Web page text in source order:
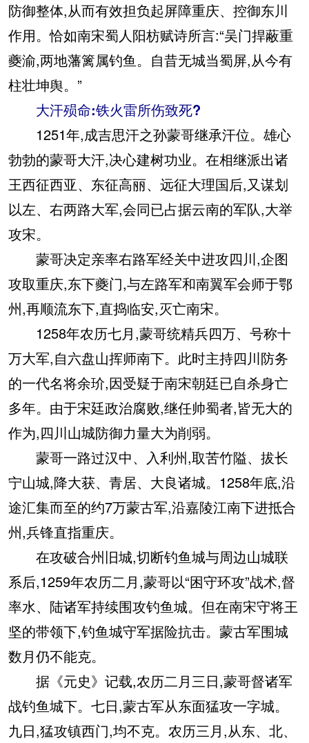
防御整体,从而有效担负起屏障重庆、控御东川
作用。恰如南宋蜀人阳枋赋诗所言:“吴门捍蔽重
夔渝,两地藩篱属钓鱼。自昔无城当蜀屏,从今有
柱壮坤舆。”
大汗殒命:铁火雷所伤致死?
1251年,成吉思汗之孙蒙哥继承汗位。雄心
勃勃的蒙哥大汗,决心建树功业。在相继派出诸
王西征西亚、东征高丽、远征大理国后,又谋划
以左、右两路大军,会同已占据云南的军队,大举
攻宋。
蒙哥决定亲率右路军经关中进攻四川,企图
攻取重庆,东下夔门,与左路军和南翼军会师于鄂
州,再顺流东下,直捣临安,灭亡南宋。
1258年农历七月,蒙哥统精兵四万、号称十
万大军,自六盘山挥师南下。此时主持四川防务
的一代名将余玠,因受疑于南宋朝廷已自杀身亡
多年。由于宋廷政治腐败,继任帅蜀者,皆无大的
作为,四川山城防御力量大为削弱。
蒙哥一路过汉中、入利州,取苦竹隘、拔长
宁山城,降大获、青居、大良诸城。1258年底,沿
途汇集而至的约7万蒙古军,沿嘉陵江南下进抵合
州,兵锋直指重庆。
在攻破合州旧城,切断钓鱼城与周边山城联
系后,1259年农历二月,蒙哥以“困守环攻”战术,督
率水、陆诸军持续围攻钓鱼城。但在南宋守将王
坚的带领下,钓鱼城守军据险抗击。蒙古军围城
数月仍不能克。
据《元史》记载,农历二月三日,蒙哥督诸军
战钓鱼城下。七日,蒙古军从东面猛攻一字城。
九日,猛攻镇西门,均不克。农历三月,从东、北、